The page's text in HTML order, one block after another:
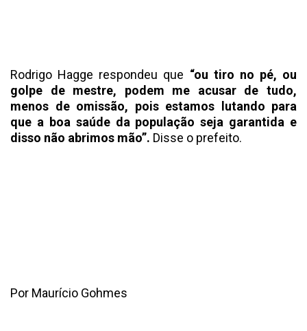
Rodrigo Hagge respondeu que “ou tiro no pé, ou
golpe de mestre, podem me acusar de tudo,
menos de omissão, pois estamos lutando para
que a boa saúde da população seja garantida e
disso não abrimos mão”. Disse o prefeito.
Por Maurício Gohmes